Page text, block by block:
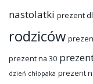
nastolatki prezent
rodziców
prezent na 30
dzień chłopaka prezent